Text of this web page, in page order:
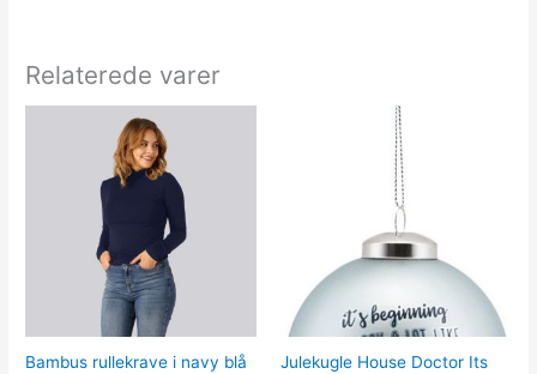
Relaterede varer
Bambus rullekrave i navy blå
Julekugle House Doctor Its